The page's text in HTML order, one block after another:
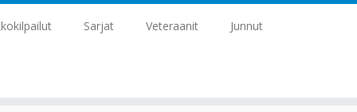
Sarjat Veteraanit
Junnut